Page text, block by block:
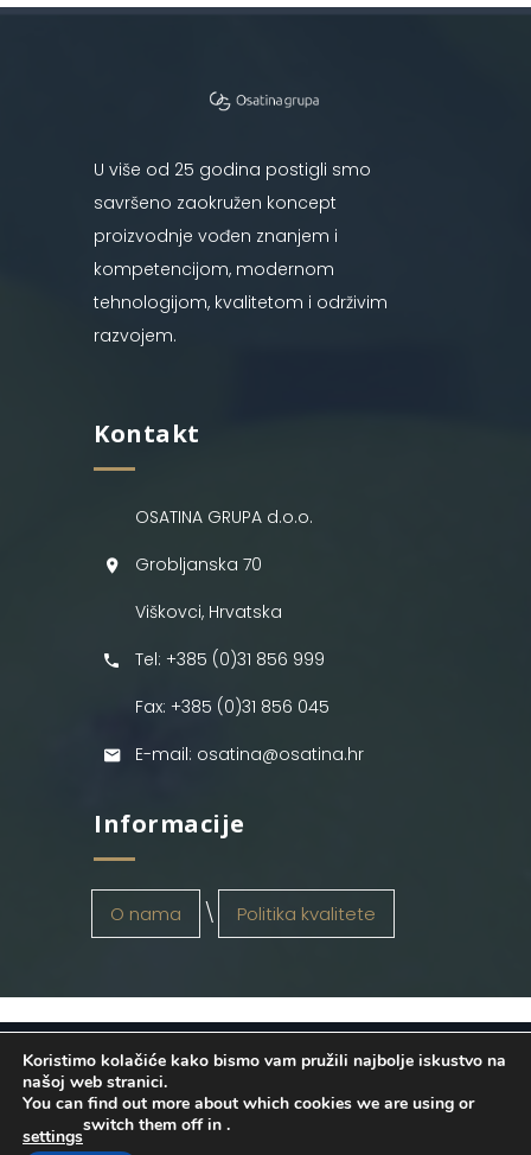
U više od 25 godina postigli smo
savršeno zaokružen koncept
proizvodnje vođen znanjem i
kompetencijom, modernom
tehnologijom, kvalitetom i održivim
razvojem.
Kontakt
OSATINA GRUPA d.o.o.
Grobljanska 70
Viškovci, Hrvatska
Tel: +385 (0)31 856 999
Fax: +385 (0)31 856 045
E-mail: osatina@osatina.hr
Informacije
O nama Politika kvalitete
OSATINA GRUPA d.o.o. 2026
. Configured
byINFOS Osijek. Sva prava pridržana.
Koristimo kolačiće kako bismo vam pružili najbolje iskustvo na
našoj web stranici.
You can find out more about which cookies we are using or
switch them off in
settings
.